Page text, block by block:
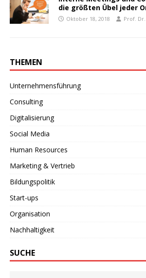
die größten Übel jeder
Oktober 18, 2018 Prof.
THEMEN
Unternehmensführung
Consulting
Digitalisierung
Social Media
Human Resources
Marketing & Vertrieb
Bildungspolitik
Start-ups
Organisation
Nachhaltigkeit
SUCHE